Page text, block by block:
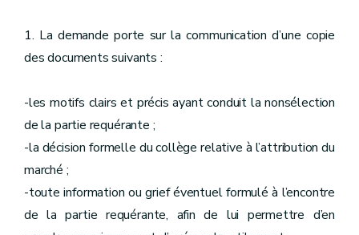
1. La demande porte sur la communication d’une copie
des documents suivants :
-les motifs clairs et précis ayant conduit la nonsélection
de la partie requérante ;
-la décision formelle du collège relative à l’attribution du
marché ;
-toute information ou grief éventuel formulé à l’encontre
de la partie requérante, afin de lui permettre d’en